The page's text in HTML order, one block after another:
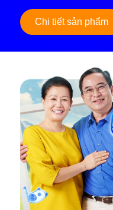
Chi tiết sản phẩm